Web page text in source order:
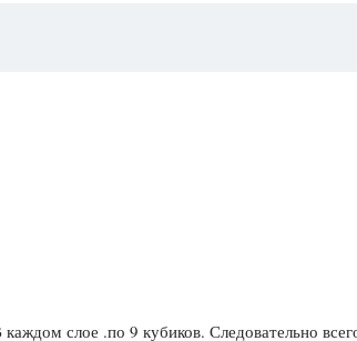
слое .по 9 кубиков. Следовательно